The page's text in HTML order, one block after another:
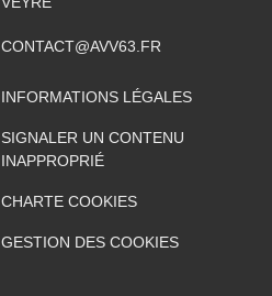
CONTACT@AVV63.FR
INFORMATIONS LÉGALES
SIGNALER UN CONTENU
INAPPROPRIÉ
CHARTE COOKIES
GESTION DES COOKIES